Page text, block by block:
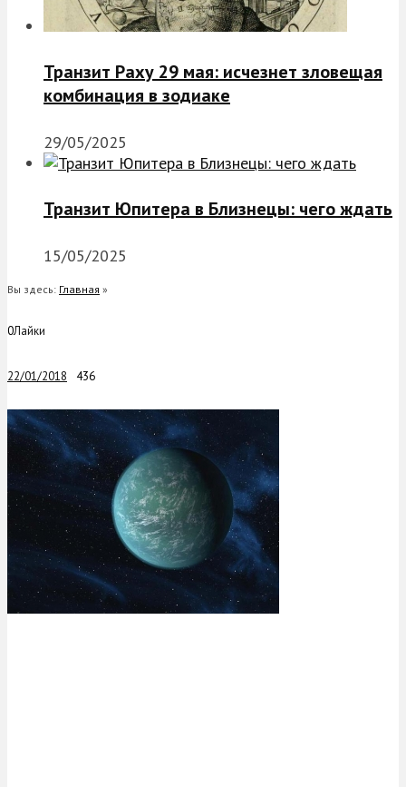
Транзит Раху 29 мая: исчезнет зловещая
комбинация в зодиаке
29/05/2025
Транзит Юпитера в Близнецы: чего ждать
15/05/2025
Вы здесь: Главная »
0Лайки
22/01/2018 436